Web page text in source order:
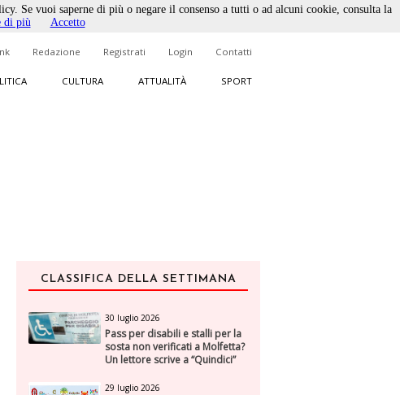
Redazione Registrati Login Contatti
CULTURA ATTUALITÀ SPORT
CLASSIFICA DELLA SETTIMANA
30 luglio 2026
Pass per disabili e stalli per la
sosta non verificati a Molfetta?
Un lettore scrive a “Quindici”
29 luglio 2026
Se vuoi saperne di più o negare il consenso a tutti o ad alcuni cookie, consulta la
di più Accetto